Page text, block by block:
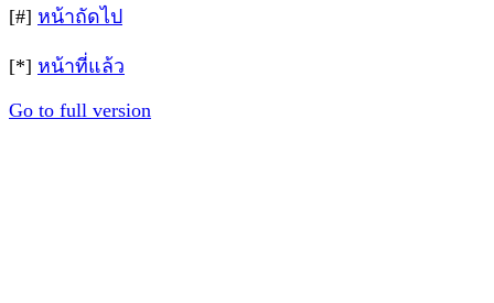
[#] หน้าถัดไป
[*] หน้าที่แล้ว
Go to full version